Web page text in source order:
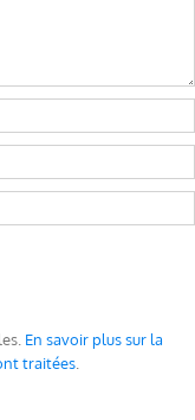
En savoir plus sur la
traitées